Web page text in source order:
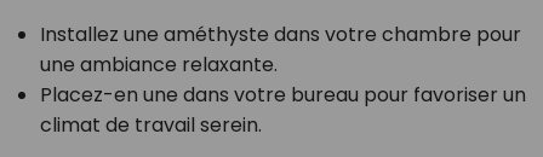
Installez une améthyste dans votre chambre pour
une ambiance relaxante.
Placez-en une dans votre bureau pour favoriser un
climat de travail serein.